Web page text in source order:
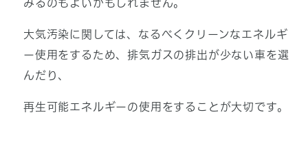
みるのもよいかもしれません。
大気汚染に関しては、なるべくクリーンなエネルギ
ー使用をするため、排気ガスの排出が少ない車を選
んだり、
再生可能エネルギーの使用をすることが大切です。